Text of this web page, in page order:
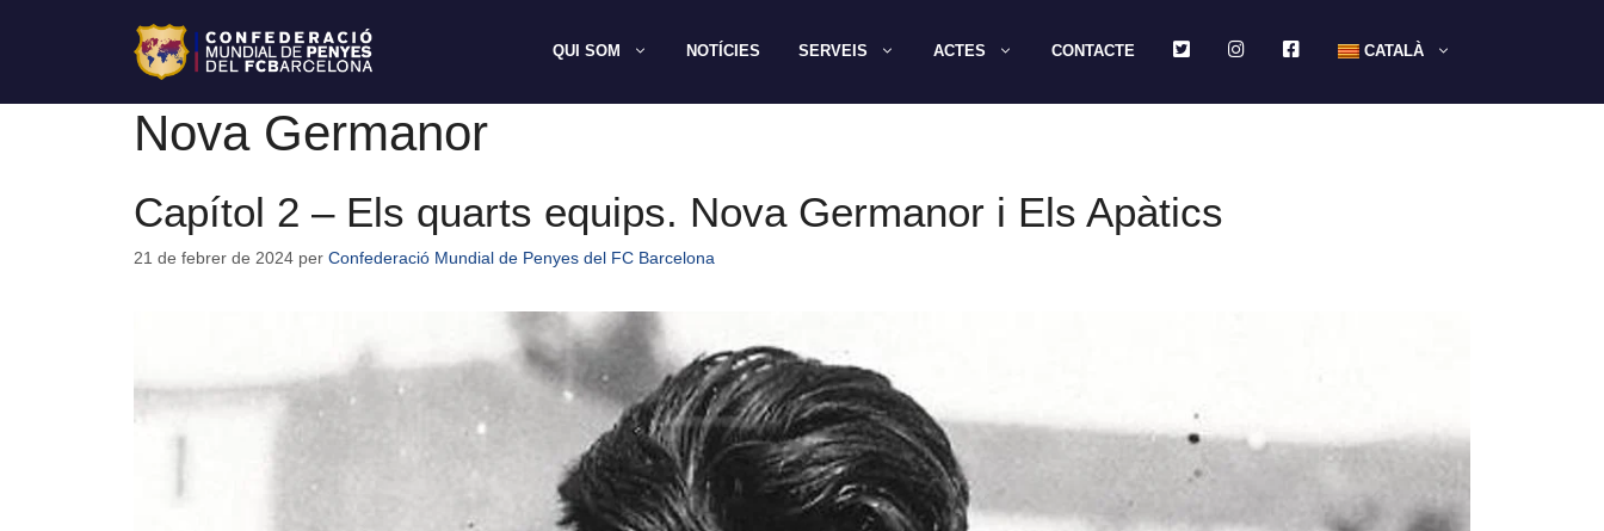
QUI SOM NOTÍCIES SERVEIS ACTES CONTACTE TWITTERINSTAGRAMFACEBOOKCATALÀ
Nova Germanor
Capítol 2 – Els quarts equips. Nova Germanor i Els Apàtics
21 de febrer de 2024 per Confederació Mundial de Penyes del FC Barcelona